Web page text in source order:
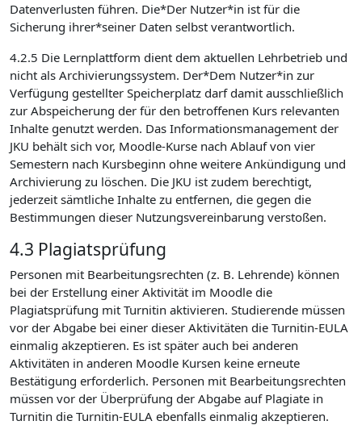
Datenverlusten führen. Die*Der Nutzer*in ist für die
Sicherung ihrer*seiner Daten selbst verantwortlich.
4.2.5 Die Lernplattform dient dem aktuellen Lehrbetrieb und
nicht als Archivierungssystem. Der*Dem Nutzer*in zur
Verfügung gestellter Speicherplatz darf damit ausschließlich
zur Abspeicherung der für den betroffenen Kurs relevanten
Inhalte genutzt werden. Das Informationsmanagement der
JKU behält sich vor, Moodle-Kurse nach Ablauf von vier
Semestern nach Kursbeginn ohne weitere Ankündigung und
Archivierung zu löschen. Die JKU ist zudem berechtigt,
jederzeit sämtliche Inhalte zu entfernen, die gegen die
Bestimmungen dieser Nutzungsvereinbarung verstoßen.
4.3 Plagiatsprüfung
Personen mit Bearbeitungsrechten (z. B. Lehrende) können
bei der Erstellung einer Aktivität im Moodle die
Plagiatsprüfung mit Turnitin aktivieren. Studierende müssen
vor der Abgabe bei einer dieser Aktivitäten die Turnitin-EULA
einmalig akzeptieren. Es ist später auch bei anderen
Aktivitäten in anderen Moodle Kursen keine erneute
Bestätigung erforderlich. Personen mit Bearbeitungsrechten
müssen vor der Überprüfung der Abgabe auf Plagiate in
Turnitin die Turnitin-EULA ebenfalls einmalig akzeptieren.